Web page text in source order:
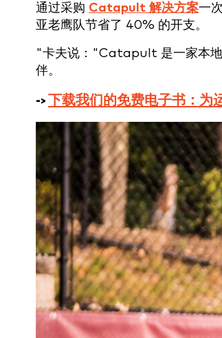
通过采购 Catapult 解决方案一
亚老鹰队节省了 40% 的开支。
"卡夫说："Catapult 是一家本地
伴。
-> 下载我们的免费电子书：